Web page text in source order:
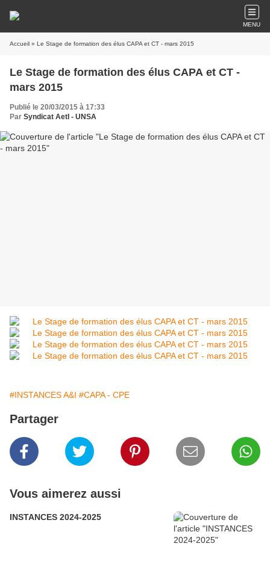
MENU
Accueil » Le Stage de formation des élus CAPA et CT - mars 2015
Le Stage de formation des élus CAPA et CT -
mars 2015
Publié le 20/03/2015 à 17:33
Par Syndicat AetI - UNSA
#INSTANCES A&I #CAPA - CPE
Partager
Vous aimerez aussi
INSTANCES 2024-2025